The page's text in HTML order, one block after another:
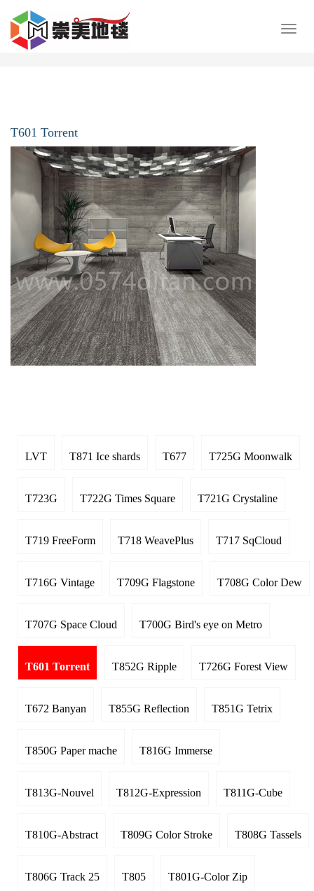
展
T601 Torrent
LVT T871 Ice shards T677 T725G Moonwalk
T723G T722G Times Square T721G Crystaline
T719 FreeForm T718 WeavePlus T717 SqCloud
T716G Vintage T709G Flagstone T708G Color Dew
T707G Space Cloud T700G Bird's eye on Metro
T601 Torrent T852G Ripple T726G Forest View
T672 Banyan T855G Reflection T851G Tetrix
T850G Paper mache T816G Immerse
T813G-Nouvel T812G-Expression T811G-Cube
T810G-Abstract T809G Color Stroke T808G Tassels
T806G Track 25 T805 T801G-Color Zip